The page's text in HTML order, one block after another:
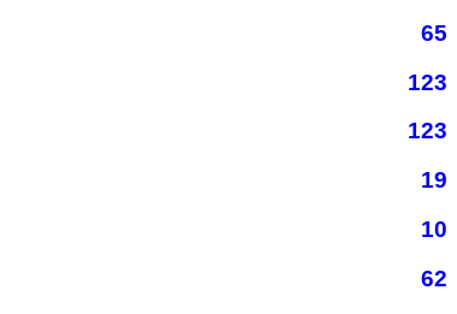
65
123
123
19
10
62